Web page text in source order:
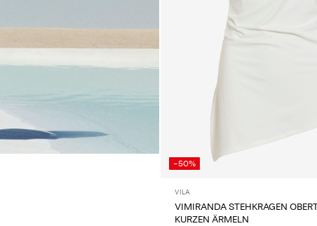
-50%
VILA
VIMIRANDA STEHKRAGEN
KURZEN ÄRMELN